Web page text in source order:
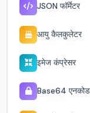
JSON फॉर्मेटर
आयु कैलकुलेटर
इमेज कंप्रेसर
Base64